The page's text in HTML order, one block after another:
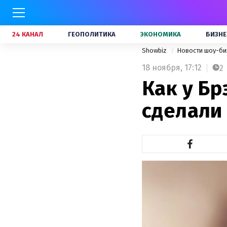
24 КАНАЛ ГЕОПОЛИТИКА ЭКОНОМИКА
Showbiz Новости шоу-
18 ноября, 17:12 2
Как у